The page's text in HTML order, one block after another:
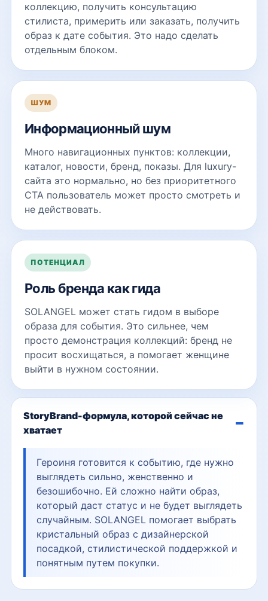
коллекцию, получить консультацию
стилиста, примерить или заказать, получить
образ к дате события. Это надо сделать
отдельным блоком.
ШУМ
Информационный шум
Много навигационных пунктов: коллекции,
каталог, новости, бренд, показы. Для luxury-
сайта это нормально, но без приоритетного
CTA пользователь может просто смотреть и
не действовать.
ПОТЕНЦИАЛ
Роль бренда как гида
SOLANGEL может стать гидом в выборе
образа для события. Это сильнее, чем
просто демонстрация коллекций: бренд не
просит восхищаться, а помогает женщине
выйти в нужном состоянии.
StoryBrand-формула, которой сейчас не
хватает
Героиня готовится к событию, где нужно
выглядеть сильно, женственно и
безошибочно. Ей сложно найти образ,
который даст статус и не будет выглядеть
случайным. SOLANGEL помогает выбрать
кристальный образ с дизайнерской
посадкой, стилистической поддержкой и
понятным путем покупки.